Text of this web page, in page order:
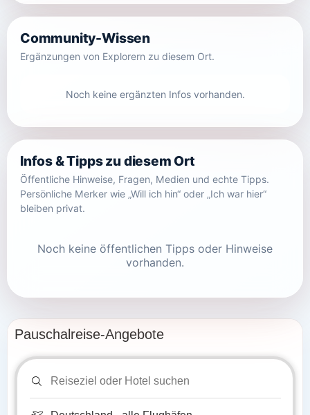
Community-Wissen
Ergänzungen von Explorern zu diesem Ort.
Noch keine ergänzten Infos vorhanden.
Infos & Tipps zu diesem Ort
Öffentliche Hinweise, Fragen, Medien und echte Tipps.
Persönliche Merker wie „Will ich hin“ oder „Ich war hier“
bleiben privat.
Noch keine öffentlichen Tipps oder Hinweise
vorhanden.